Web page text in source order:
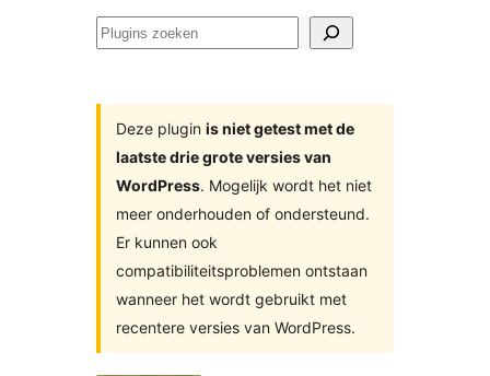
Plugins
Deze plugin is niet getest met de
laatste drie grote versies van
WordPress. Mogelijk wordt het niet
meer onderhouden of ondersteund.
Er kunnen ook
compatibiliteitsproblemen ontstaan
wanneer het wordt gebruikt met
recentere versies van WordPress.